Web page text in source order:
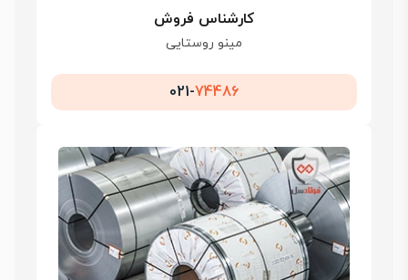
کارشناس فروش
مینو روستایی
021-74486